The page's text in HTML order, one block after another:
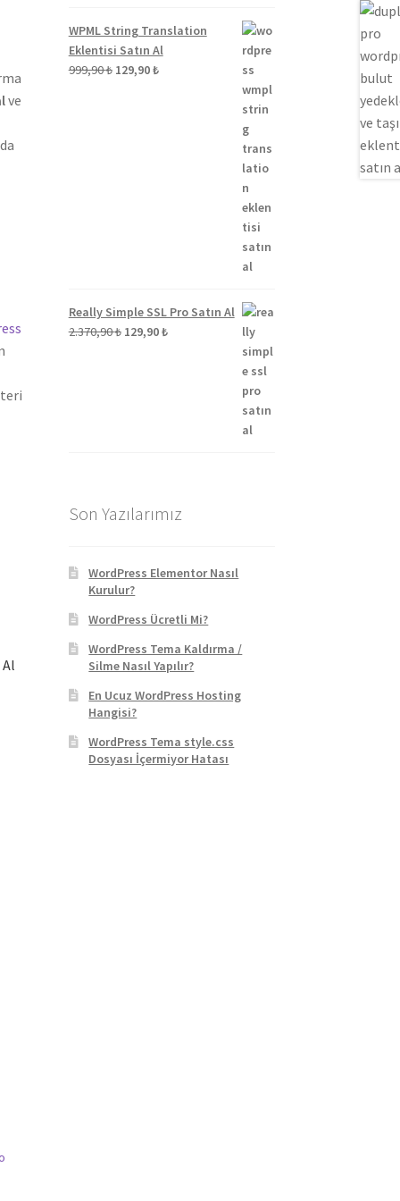
ve
WPML String Translation
Eklentisi Satın Al
999,90₺ Orijinal
129,90₺Şu
Really Simple SSL Pro Satın Al
2.370,90₺ Orijinal
129,90₺Şu
Son Yazılarımız
WordPress Elementor Nasıl
Kurulur?
WordPress Ücretli Mi?
WordPress Tema Kaldırma /
Silme Nasıl Yapılır?
En Ucuz WordPress Hosting
Hangisi?
WordPress Tema style.css
Dosyası İçermiyor Hatası